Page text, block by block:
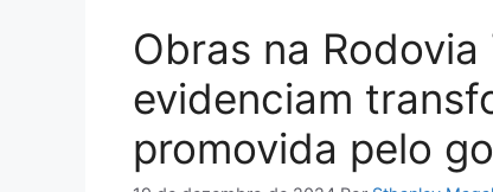
Obras na Rodovia
evidenciam
promovida pelo